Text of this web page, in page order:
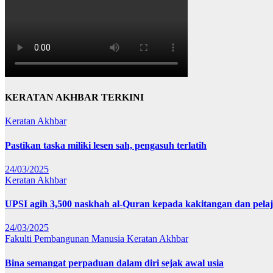
KERATAN AKHBAR TERKINI
Keratan Akhbar
Pastikan taska miliki lesen sah, pengasuh terlatih
24/03/2025
Keratan Akhbar
UPSI agih 3,500 naskhah al-Quran kepada kakitangan dan
24/03/2025
Fakulti Pembangunan Manusia Keratan Akhbar
Bina semangat perpaduan dalam diri sejak awal usia